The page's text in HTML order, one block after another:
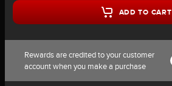
ADD TO CART
Rewards are credited to your customer
account when you make a purchase